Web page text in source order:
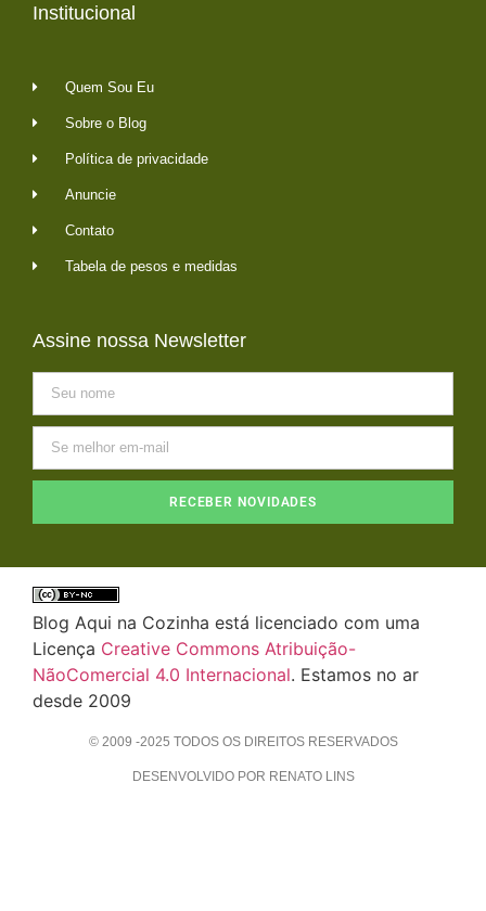
Institucional
Quem Sou Eu
Sobre o Blog
Política de privacidade
Anuncie
Contato
Tabela de pesos e medidas
Assine nossa Newsletter
RECEBER NOVIDADES
Blog Aqui na Cozinha está licenciado com uma
Licença Creative Commons Atribuição-
NãoComercial 4.0 Internacional. Estamos no ar
desde 2009
© 2009 -2025 TODOS OS DIREITOS RESERVADOS
DESENVOLVIDO POR RENATO LINS